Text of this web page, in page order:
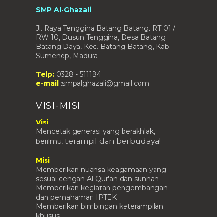
LIST OF STUDENTS' SCORE FOR
ENGLISH VOCABULARY TES...
NILAI SBK KELAS VII (PRAKTEK 1 & 2)
NILAI B. ARAB KELAS VIII (HAFALAN
1)
DASAR KELAS VIII
Buku B Inggris Kelas 9
Buku Matematika Kelas 9
Buku IPA Kelas 9
Buku PKN Kelas 9
SMP Al-Ghazali
Jl. Raya Tenggina Batang Batang, RT 01 /
RW 10, Dusun Tenggina, Desa Batang
Batang Daya, Kec. Batang Batang, Kab.
Sumenep, Madura
Telp: 0328 - 511184
e-mail :smpalghazali@gmail.com
VISI-MISI
Visi
Mencetak generasi yang berakhlak,
berilmu, terampil dan berbudaya!
Misi
Memberikan nuansa keagamaan yang
sesuai dengan Al-Qur'an dan sunnah
Memberikan kegiatan pengembangan
dan pemahaman IPTEK
Memberikan bimbingan keterampilan